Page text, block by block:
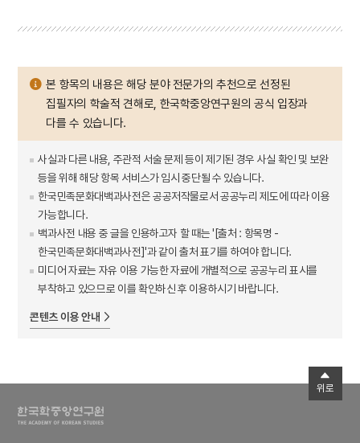
본 항목의 내용은 해당 분야 전문가의 추천으로 선정된
집필자의 학술적 견해로, 한국학중앙연구원의 공식 입장과
다를 수 있습니다.
사실과 다른 내용, 주관적 서술 문제 등이 제기된 경우 사실 확인 및 보완
등을 위해 해당 항목 서비스가 임시 중단될 수 있습니다.
한국민족문화대백과사전은 공공저작물로서 공공누리 제도에 따라 이용
가능합니다.
백과사전 내용 중 글을 인용하고자 할 때는 '[출처 : 항목명 -
한국민족문화대백과사전]'과 같이 출처 표기를 하여야 합니다.
미디어 자료는 자유 이용 가능한 자료에 개별적으로 공공누리 표시를
부착하고 있으므로 이를 확인하신 후 이용하시기 바랍니다.
콘텐츠 이용 안내
위로